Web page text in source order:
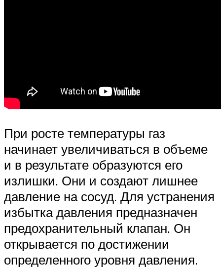
При росте температуры газ
начинает увеличиваться в объеме
и в результате образуются его
излишки. Они и создают лишнее
давление на сосуд. Для устранения
избытка давления предназначен
предохранительный клапан. Он
открывается по достижении
определенного уровня давления.